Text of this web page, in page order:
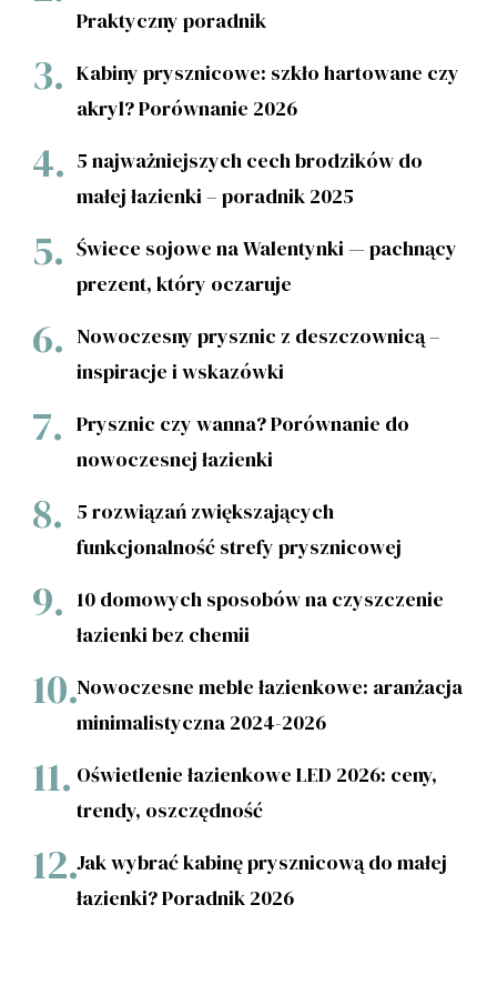
Praktyczny poradnik
Kabiny prysznicowe: szkło hartowane czy
akryl? Porównanie 2026
5 najważniejszych cech brodzików do
małej łazienki – poradnik 2025
Świece sojowe na Walentynki — pachnący
prezent, który oczaruje
Nowoczesny prysznic z deszczownicą –
inspiracje i wskazówki
Prysznic czy wanna? Porównanie do
nowoczesnej łazienki
5 rozwiązań zwiększających
funkcjonalność strefy prysznicowej
10 domowych sposobów na czyszczenie
łazienki bez chemii
Nowoczesne meble łazienkowe: aranżacja
minimalistyczna 2024-2026
Oświetlenie łazienkowe LED 2026: ceny,
trendy, oszczędność
Jak wybrać kabinę prysznicową do małej
łazienki? Poradnik 2026